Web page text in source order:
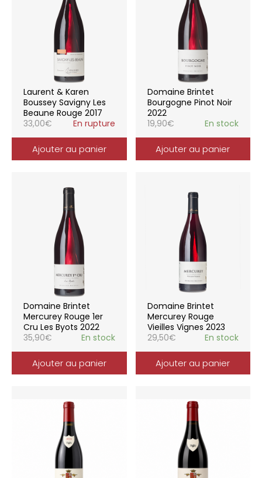
Laurent & Karen
Boussey Savigny Les
Beaune Rouge 2017
33,00€ En rupture
Ajouter au panier
Domaine Brintet
Bourgogne Pinot Noir
2022
19,90€ En stock
Ajouter au panier
Domaine Brintet
Mercurey Rouge 1er
Cru Les Byots 2022
35,90€ En stock
Ajouter au panier
Domaine Brintet
Mercurey Rouge
Vieilles Vignes 2023
29,50€ En stock
Ajouter au panier